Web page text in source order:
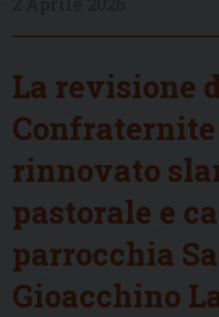
La revisione
Confraternite
rinnovato
pastorale e
parrocchia
Gioacchino